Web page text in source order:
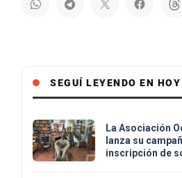
SEGUÍ LEYENDO EN HOY
La Asociación
lanza su
inscripción de